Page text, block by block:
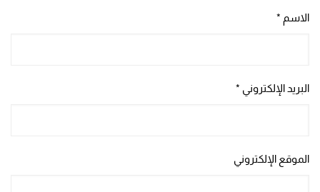
الاسم *
البريد الإلكتروني *
الموقع الإلكتروني